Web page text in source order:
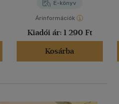
E-könyv
Árinformációk
Kiadói ár: 1 290 Ft
Kosárba